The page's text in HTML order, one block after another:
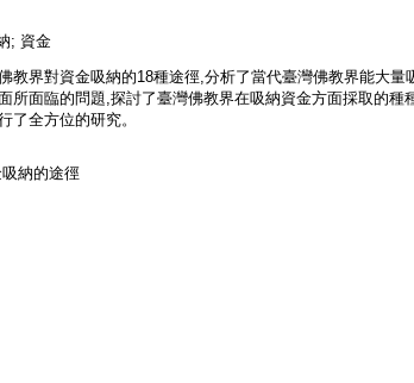
; 資金
教界對資金吸納的18種途徑,分析了當代臺灣佛教界能大量
所面臨的問題,探討了臺灣佛教界在吸納資金方面採取的種
了全方位的研究。
納的途徑